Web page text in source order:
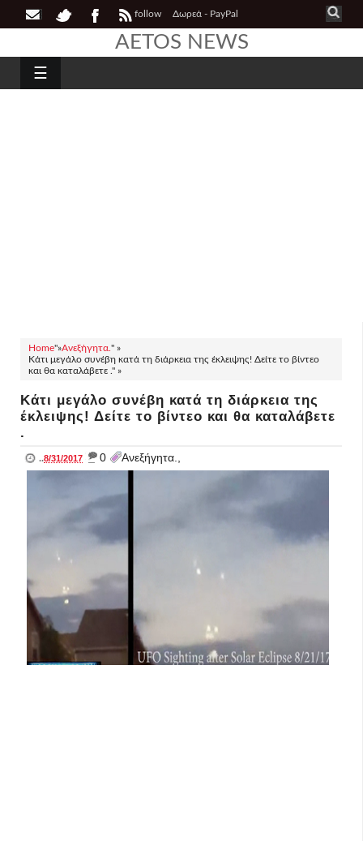
follow Δωρεά - PayPal
AETOS NEWS
☰
Home"»Ανεξήγητα. " »
Κάτι μεγάλο συνέβη κατά τη διάρκεια της έκλειψης! Δείτε το βίντεο
και θα καταλάβετε ." »
Κάτι μεγάλο συνέβη κατά τη διάρκεια της
έκλειψης! Δείτε το βίντεο και θα καταλάβετε
.
..8/31/2017 _ 0 Ανεξήγητα.,